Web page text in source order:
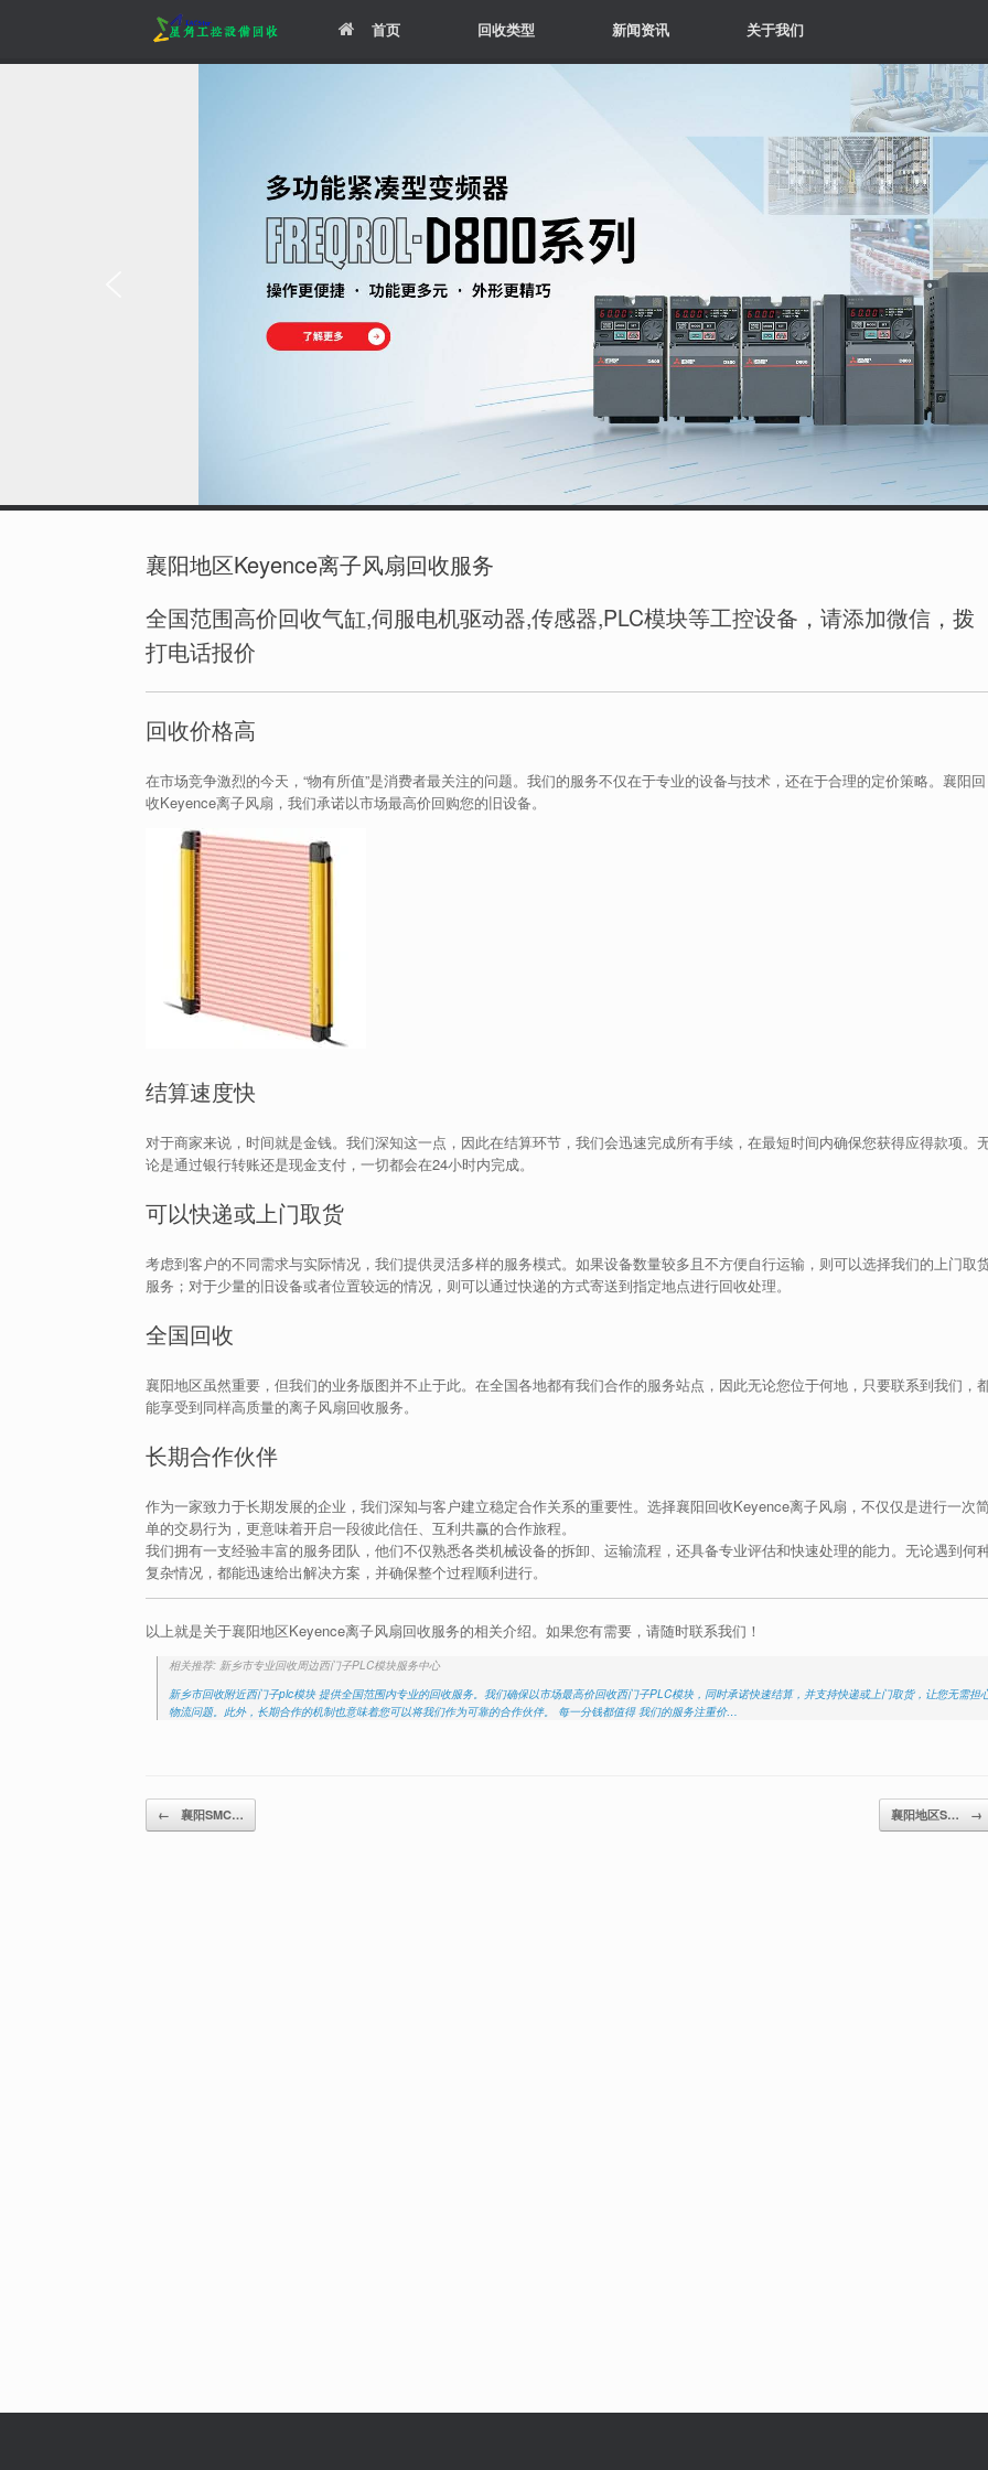
首页 回收类型 新闻资讯 关于我们
襄阳地区Keyence离子风扇回收服务
全国范围高价回收气缸,伺服电机驱动器,传感器,PLC模块等工控设备，请添加微信，拨
打电话报价
回收价格高
在市场竞争激烈的今天，“物有所值”是消费者最关注的问题。我们的服务不仅在于专业的设备与技术，还在于合理的定价策略。襄阳回
收Keyence离子风扇，我们承诺以市场最高价回购您的旧设备。
结算速度快
对于商家来说，时间就是金钱。我们深知这一点，因此在结算环节，我们会迅速完成所有手续，在最短时间内确保您获得应得款项。
论是通过银行转账还是现金支付，一切都会在24小时内完成。
可以快递或上门取货
考虑到客户的不同需求与实际情况，我们提供灵活多样的服务模式。如果设备数量较多且不方便自行运输，则可以选择我们的上门取
服务；对于少量的旧设备或者位置较远的情况，则可以通过快递的方式寄送到指定地点进行回收处理。
全国回收
襄阳地区虽然重要，但我们的业务版图并不止于此。在全国各地都有我们合作的服务站点，因此无论您位于何地，只要联系到我们，
能享受到同样高质量的离子风扇回收服务。
长期合作伙伴
作为一家致力于长期发展的企业，我们深知与客户建立稳定合作关系的重要性。选择襄阳回收Keyence离子风扇，不仅仅是进行一次
单的交易行为，更意味着开启一段彼此信任、互利共赢的合作旅程。
我们拥有一支经验丰富的服务团队，他们不仅熟悉各类机械设备的拆卸、运输流程，还具备专业评估和快速处理的能力。无论遇到何
复杂情况，都能迅速给出解决方案，并确保整个过程顺利进行。
以上就是关于襄阳地区Keyence离子风扇回收服务的相关介绍。如果您有需要，请随时联系我们！
相关推荐: 新乡市专业回收周边西门子PLC模块服务中心
新乡市回收附近西门子plc模块 提供全国范围内专业的回收服务。我们确保以市场最高价回收西门子PLC模块，同时承诺快速结算，并支持快递或上门取货，让您无需担
物流问题。此外，长期合作的机制也意味着您可以将我们作为可靠的合作伙伴。 每一分钱都值得 我们的服务注重价…
Post navigation
← 襄阳SMC… 襄阳地区S… →